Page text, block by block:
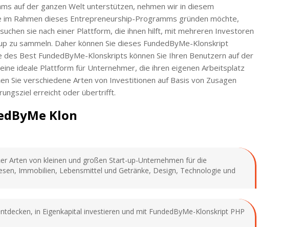
auf der ganzen Welt unterstützen, nehmen wir in diesem
Rahmen dieses Entrepreneurship-Programms gründen möchte,
sie nach einer Plattform, die ihnen hilft, mit mehreren Investoren
sammeln. Daher können Sie dieses FundedByMe-Klonskript
Best FundedByMe-Klonskripts können Sie Ihren Benutzern auf der
ideale Plattform für Unternehmer, die ihren eigenen Arbeitsplatz
Sie verschiedene Arten von Investitionen auf Basis von Zusagen
erreicht oder übertrifft.
Klon
Arten von kleinen und großen Start-up-Unternehmen für die
Immobilien, Lebensmittel und Getränke, Design, Technologie und
in Eigenkapital investieren und mit FundedByMe-Klonskript PHP